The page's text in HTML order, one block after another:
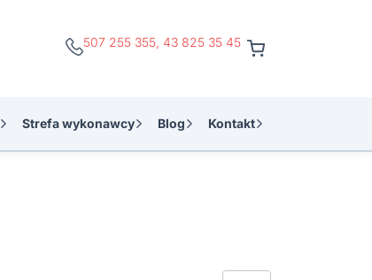
507 255 355 43 825 35 45
Strefa wykonawcy Blog Kontakt